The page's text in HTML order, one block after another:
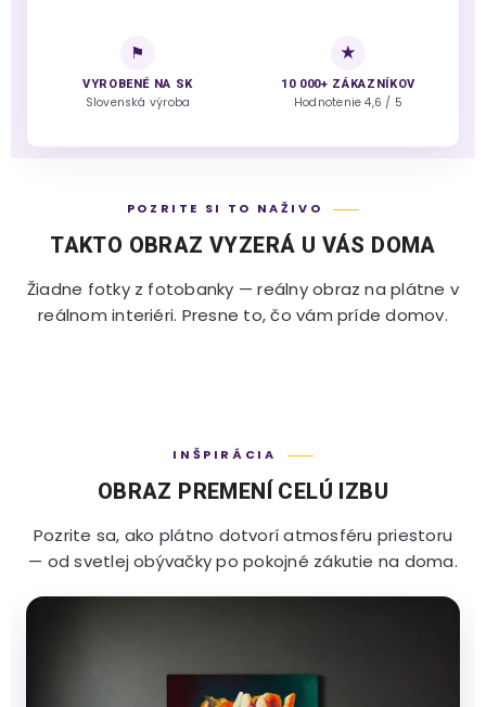
⚑
VYROBENÉ NA SK
Slovenská výroba
★
10 000+ ZÁKAZNÍKOV
Hodnotenie 4,6 / 5
POZRITE SI TO NAŽIVO
TAKTO OBRAZ VYZERÁ U VÁS DOMA
Žiadne fotky z fotobanky — reálny obraz na plátne v
reálnom interiéri. Presne to, čo vám príde domov.
INŠPIRÁCIA
OBRAZ PREMENÍ CELÚ IZBU
Pozrite sa, ako plátno dotvorí atmosféru priestoru
— od svetlej obývačky po pokojné zákutie na doma.